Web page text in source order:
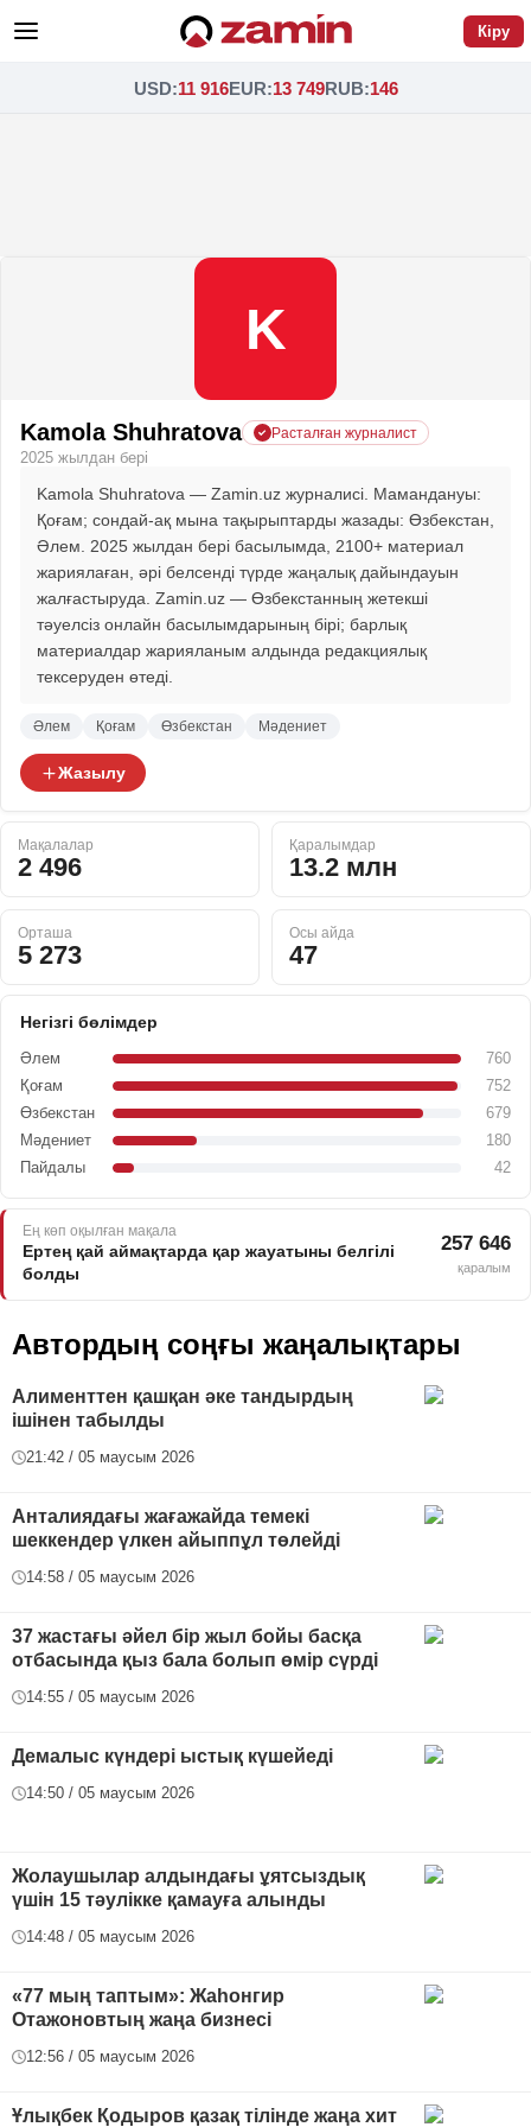
Кіру
USD:11 916EUR:13 749RUB:146
K
Kamola Shuhratova Расталған журналист
2025 жылдан бері
Kamola Shuhratova — Zamin.uz журналисі. Мамандануы:
Қоғам; сондай-ақ мына тақырыптарды жазады: Өзбекстан,
Әлем. 2025 жылдан бері басылымда, 2100+ материал
жариялаған, әрі белсенді түрде жаңалық дайындауын
жалғастыруда. Zamin.uz — Өзбекстанның жетекші
тәуелсіз онлайн басылымдарының бірі; барлық
материалдар жарияланым алдында редакциялық
тексеруден өтеді.
Әлем Қоғам Өзбекстан Мәдениет
Жазылу
Мақалалар
2 496
Қаралымдар
13.2 млн
Орташа
5 273
Осы айда
47
Негізгі бөлімдер
Әлем 760
Қоғам 752
Өзбекстан 679
Мәдениет 180
Пайдалы 42
Ең көп оқылған мақала
Ертең қай аймақтарда қар жауатыны белгілі
болды
257 646
қаралым
Автордың соңғы жаңалықтары
Алименттен қашқан әке тандырдың
ішінен табылды
21:42 / 05 маусым 2026
Анталиядағы жағажайда темекі
шеккендер үлкен айыппұл төлейді
14:58 / 05 маусым 2026
37 жастағы әйел бір жыл бойы басқа
отбасында қыз бала болып өмір сүрді
14:55 / 05 маусым 2026
Демалыс күндері ыстық күшейеді
14:50 / 05 маусым 2026
Жолаушылар алдындағы ұятсыздық
үшін 15 тәулікке қамауға алынды
14:48 / 05 маусым 2026
«77 мың таптым»: Жаһонгир
Отажоновтың жаңа бизнесі
12:56 / 05 маусым 2026
Ұлықбек Қодыров қазақ тілінде жаңа хит